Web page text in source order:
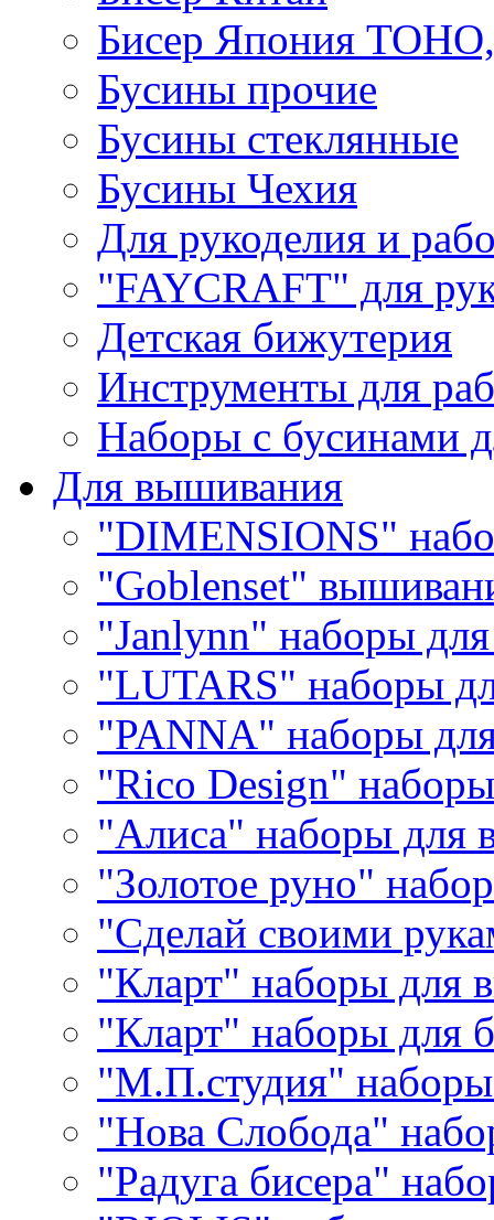
Бисер Япония
Бусины прочие
Бусины стеклянные
Бусины Чехия
Для рукоделия и
"FAYCRAFT" для
Детская бижутерия
Инструменты для
Наборы с бусинами
Для вышивания
"DIMENSIONS"
"Goblenset"
"Janlynn" наборы
"LUTARS" наборы
"PANNA" наборы
"Rico Design"
"Алиса" наборы для
"Золотое руно"
"Сделай своими
"Кларт" наборы для
"Кларт" наборы для
"М.П.студия"
"Нова Слобода"
"Радуга бисера"